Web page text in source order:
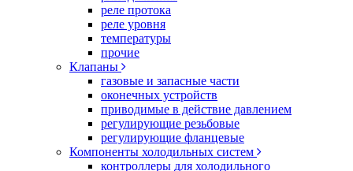
реле протока
реле уровня
температуры
прочие
Клапаны
газовые и запасные части
оконечных устройств
приводимые в действие давлением
регулирующие резьбовые
регулирующие фланцевые
Компоненты холодильных систем
контроллеры для холодильного